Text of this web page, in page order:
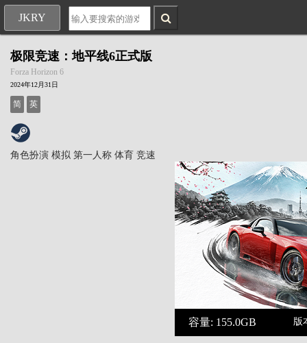
JKRY
极限竞速：地平线6正式版
Forza Horizon 6
2024年12月31日
简 英
角色扮演 模拟 第一人称 体育 竞速
容量: 155.0GB 版